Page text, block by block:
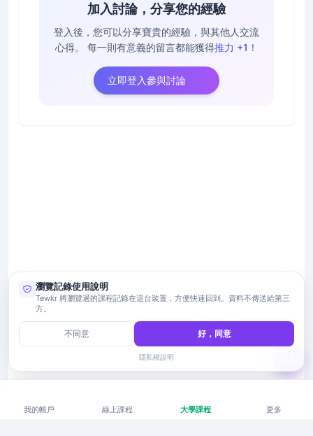
加入討論，分享您的經驗
登入後，您可以分享寶貴的經驗，與其他人交流
心得。
每一則有意義的留言都能獲得推力 +1 ！
立即登入參與討論
我的帳戶 線上課程 大學課程 更多
瀏覽記錄使用說明
Tewkr 將瀏覽過的課程記錄在這台裝置，方便快速回到。資料不傳送給第三
方。
不同意 好，同意
隱私權說明